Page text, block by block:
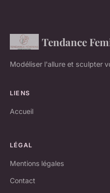
Tendance
Modéliser l'allure et sculpter
LIENS
Accueil
LÉGAL
Mentions légales
Contact